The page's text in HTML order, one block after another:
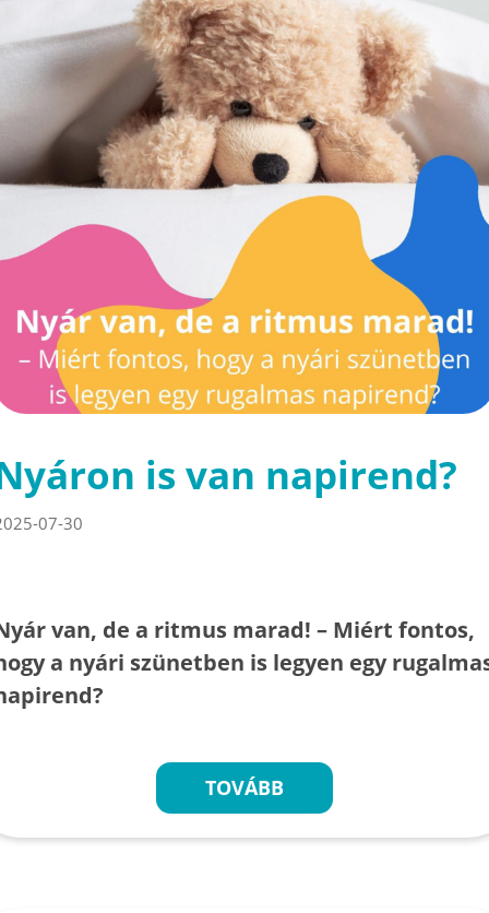
is van napirend?
07-30
van, de a ritmus marad! – Miért fontos,
a nyári szünetben is legyen egy
TOVÁBB